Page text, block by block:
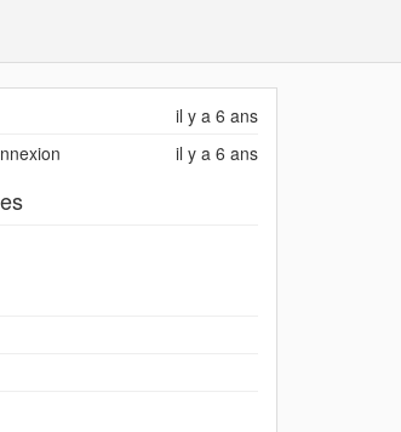
il y a 6 ans
il y a 6 ans